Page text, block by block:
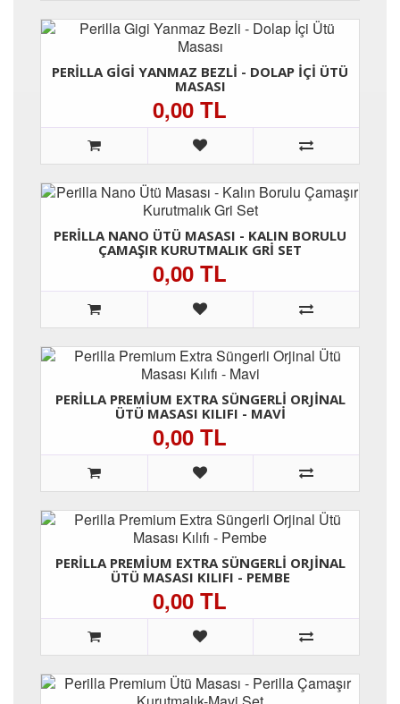
PERILLA GIGI YANMAZ BEZLI - DOLAP İÇI ÜTÜ
MASASI
0,00 TL
PERILLA NANO ÜTÜ MASASI - KALIN BORULU
ÇAMAŞIR KURUTMALIK GRI SET
0,00 TL
PERILLA PREMIUM EXTRA SÜNGERLI ORJINAL
ÜTÜ MASASI KILIFI - MAVI
0,00 TL
PERILLA PREMIUM EXTRA SÜNGERLI ORJINAL
ÜTÜ MASASI KILIFI - PEMBE
0,00 TL